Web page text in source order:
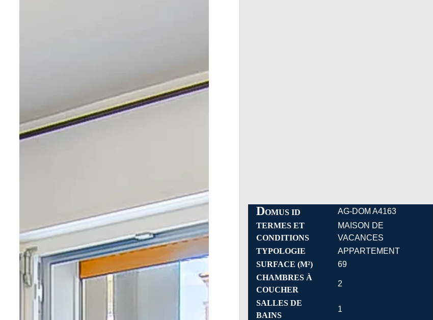
DOMUS ID
AG-DOM A4163
TERMES ET
CONDITIONS
MAISON DE
VACANCES
TYPOLOGIE
APPARTEMENT
SURFACE (M²)
69
CHAMBRES À
COUCHER
2
SALLES DE
BAINS
1